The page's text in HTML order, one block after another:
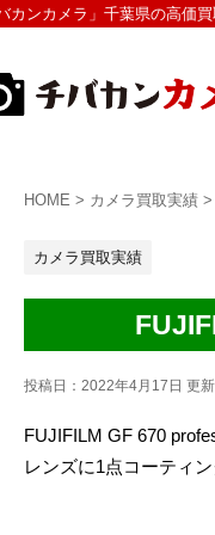
カンカメラ」千葉県の高価
HOME > カメラ買取実績 >
カメラ買取実績
投稿日：2022年4月17日 更新
FUJIFILM GF 670
レンズに1点コーティ